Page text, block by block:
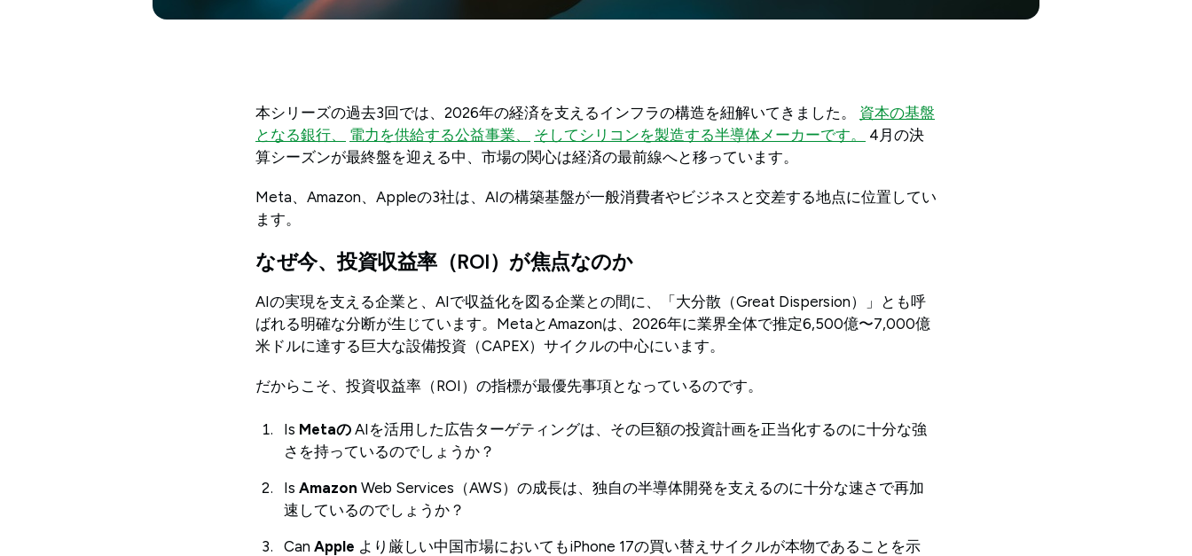
本シリーズの過去3回では、2026年の経済を支えるインフラの構造を紐解いてきました。 資本の基盤
となる銀行、
電力を供給する公益事業、 そしてシリコンを製造する半導体メーカーです。
4月の決
算シーズンが最終盤を迎える中、市場の関心は経済の最前線へと移っています。
Meta、Amazon、Appleの3社は、AIの構築基盤が一般消費者やビジネスと交差する地点に位置してい
ます。
なぜ今、投資収益率（ROI）が焦点なのか
AIの実現を支える企業と、AIで収益化を図る企業との間に、「大分散（Great Dispersion）」とも呼
ばれる明確な分断が生じています。MetaとAmazonは、2026年に業界全体で推定6,500億〜7,000億
米ドルに達する巨大な設備投資（CAPEX）サイクルの中心にいます。
だからこそ、投資収益率（ROI）の指標が最優先事項となっているのです。
Is Metaの AIを活用した広告ターゲティングは、その巨額の投資計画を正当化するのに十分な強
さを持っているのでしょうか？
Is Amazon Web Services（AWS）の成長は、独自の半導体開発を支えるのに十分な速さで再加
速しているのでしょうか？
Can Apple より厳しい中国市場においてもiPhone 17の買い替えサイクルが本物であることを示